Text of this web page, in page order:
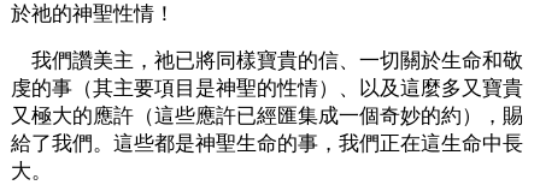
於祂的神聖性情！
我們讚美主，祂已將同樣寶貴的信、一切關於生命和敬
虔的事（其主要項目是神聖的性情）、以及這麼多又寶貴
又極大的應許（這些應許已經匯集成一個奇妙的約），賜
給了我們。這些都是神聖生命的事，我們正在這生命中長
大。